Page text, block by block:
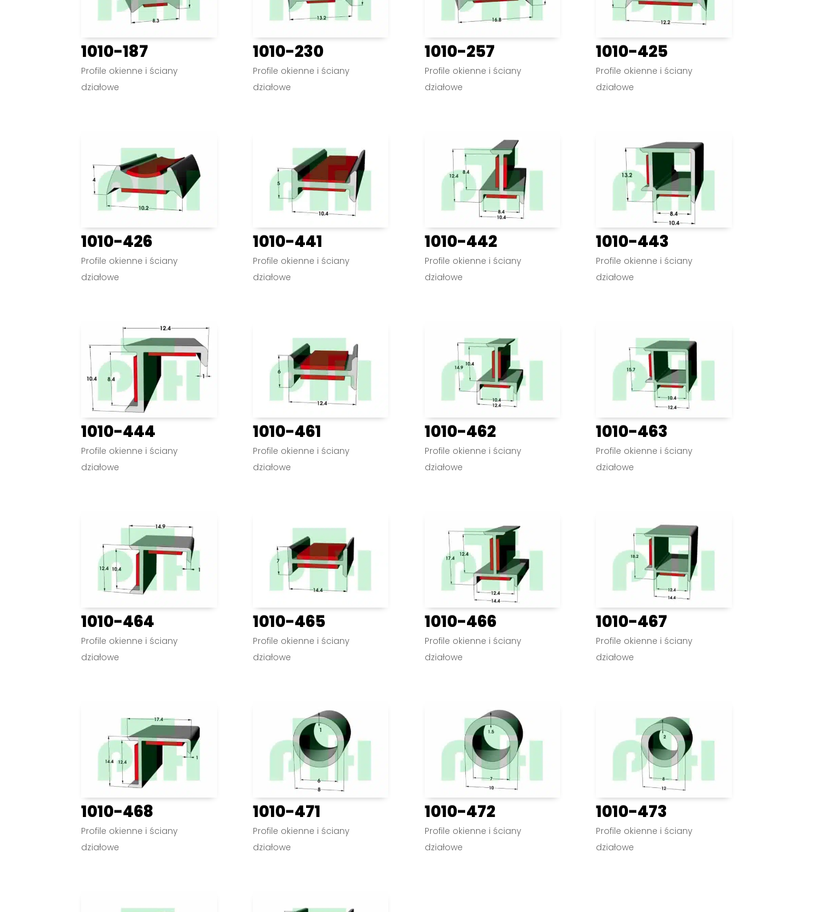
1010-187
Profile okienne i ściany
działowe
1010-230
Profile okienne i ściany
działowe
1010-257
Profile okienne i ściany
działowe
1010-425
Profile okienne i ściany
działowe
1010-426
Profile okienne i ściany
działowe
1010-441
Profile okienne i ściany
działowe
1010-442
Profile okienne i ściany
działowe
1010-443
Profile okienne i ściany
działowe
1010-444
Profile okienne i ściany
działowe
1010-461
Profile okienne i ściany
działowe
1010-462
Profile okienne i ściany
działowe
1010-463
Profile okienne i ściany
działowe
1010-464
Profile okienne i ściany
działowe
1010-465
Profile okienne i ściany
działowe
1010-466
Profile okienne i ściany
działowe
1010-467
Profile okienne i ściany
działowe
1010-468
Profile okienne i ściany
działowe
1010-471
Profile okienne i ściany
działowe
1010-472
Profile okienne i ściany
działowe
1010-473
Profile okienne i ściany
działowe